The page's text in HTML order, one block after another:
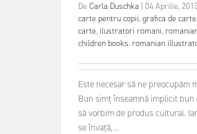
De Carla Duschka 04 Aprilie,
carte pentru copii,grafica de carte,
carte, ilustratori romani,
children books,romanian
Este necesar să ne preocupăm
Bun simț înseamnă implicit
să vorbim de produs cultural.
se învață,...